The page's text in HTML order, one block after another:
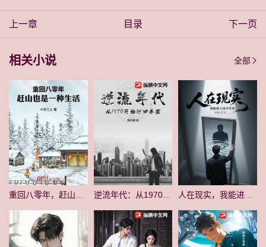
上一章 目录 下一页
相关小说 全部
逆流年代：从1970开始种田养家